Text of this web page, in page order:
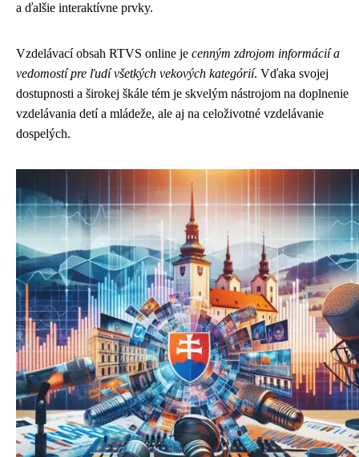
a ďalšie interaktívne prvky.
Vzdelávací obsah RTVS online je cenným zdrojom informácií a
vedomostí pre ľudí všetkých vekových kategórií. Vďaka svojej
dostupnosti a širokej škále tém je skvelým nástrojom na doplnenie
vzdelávania detí a mládeže, ale aj na celoživotné vzdelávanie
dospelých.